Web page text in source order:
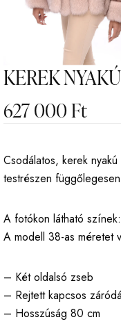
KEREK
627 000Ft
Csodálatos, kerek
testrészen
A fotókon látható
A modell 38-as méretet
– Két oldalsó zseb
– Rejtett kapcsos
– Hosszúság 80 cm